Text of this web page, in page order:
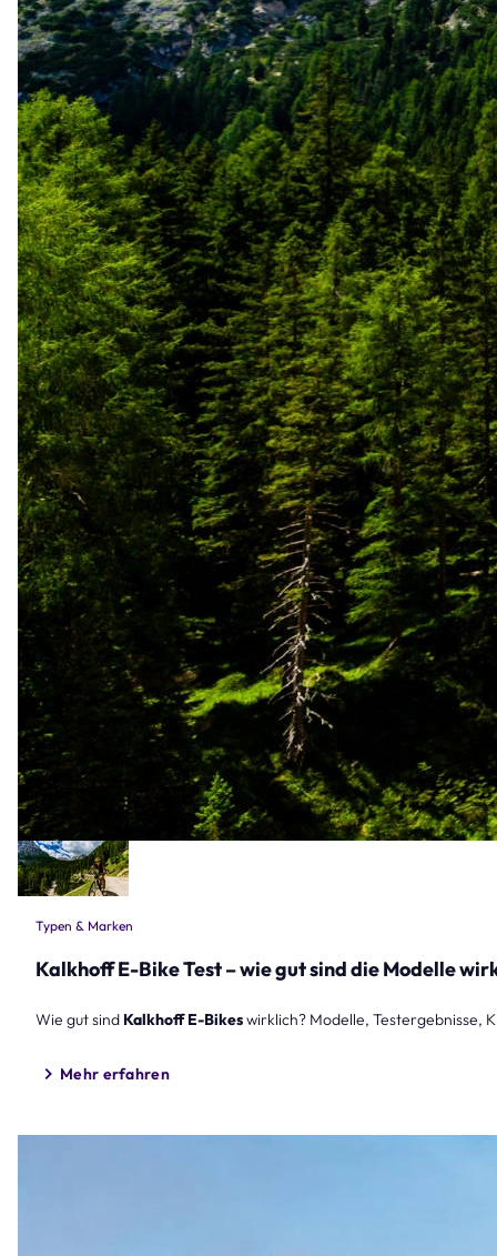
Typen & Marken
Kalkhoff E-Bike Test – wie gut sind die Modelle
Wie gut sind Kalkhoff E-Bikeswirklich? Modelle, Testergebnisse,
Mehr erfahren